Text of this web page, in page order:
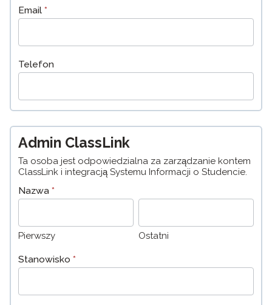
Email *
Telefon
Admin ClassLink
Ta osoba jest odpowiedzialna za zarządzanie kontem
ClassLink i integracją Systemu Informacji o Studencie.
Nazwa *
Pierwszy
Pierwszy
Ostatni
Ostatni
Stanowisko *